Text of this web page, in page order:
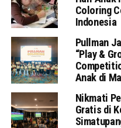
Coloring
Indonesia
Pullman
“Play &
Anak di
Nikmati
Gratis di